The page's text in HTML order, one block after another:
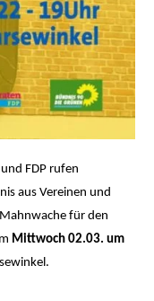
FDP rufen
aus Vereinen und
für den
Mittwoch 02.03. um